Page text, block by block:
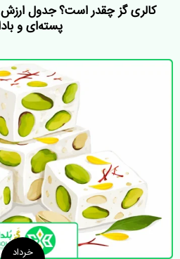
کالری گز چقدر است؟ جدول ارزش
پسته‌ای و
خرداد